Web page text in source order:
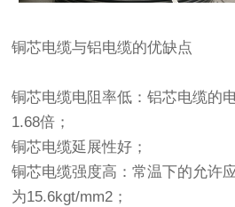
铜芯电缆与铝电缆的优缺点
铜芯电缆电阻率低：铝芯电缆的
1.68倍；
铜芯电缆延展性好；
铜芯电缆强度高：常温下的允许
为15.6kgt/mm2；